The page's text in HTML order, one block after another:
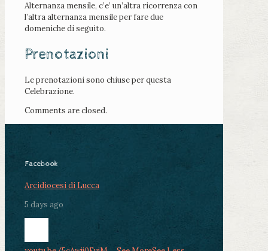
Alternanza mensile, c’e’ un’altra ricorrenza con
l’altra alternanza mensile per fare due
domeniche di seguito.
Prenotazioni
Le prenotazioni sono chiuse per questa
Celebrazione.
Comments are closed.
Facebook
Arcidiocesi di Lucca
5 days ago